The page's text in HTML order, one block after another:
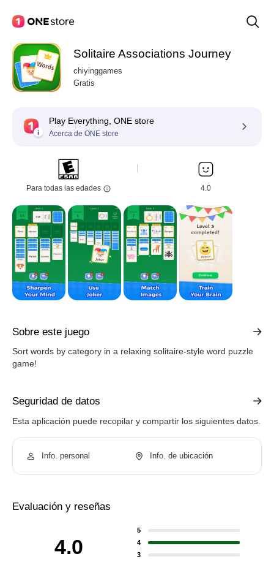
Solitaire Associations Journey
chiyinggames
Gratis
Play Everything, ONE store
Acerca de ONE store
Para todas las edades 4.0
Sobre este juego
Sort words by category in a relaxing solitaire-style word puzzle
game!
Seguridad de datos
Esta aplicación puede recopilar y compartir los siguientes datos.
Info. personal Info. de ubicación
Evaluación y reseñas
4.0
5
4
3